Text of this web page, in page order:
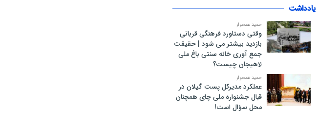
یادداشت
حمید غمخوار
وقتی دستاورد فرهنگی قربانی
بازدید بیشتر می شود | حقیقت
جمع آوری خانه سنتی باغ ملی
لاهیجان چیست؟
حمید غمخوار
عملکرد مدیرکل پست گیلان در
قبال جشنواره ملی چای همچنان
محل سؤال است!